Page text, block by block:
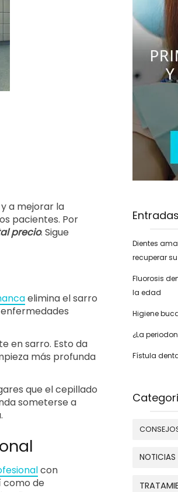
a mejorar la
pacientes. Por
precio. Sigue
elimina el sarro
en sarro. Esto da
más profunda
que el cepillado
someterse a
con
como de
Dientes
recuperar
Fluorosis
la edad
Higiene
¿La
Fístula
NOTICIAS